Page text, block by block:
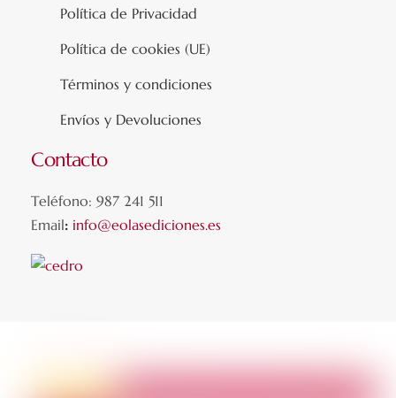
Política de Privacidad
Política de cookies (UE)
Términos y condiciones
Envíos y Devoluciones
Contacto
Teléfono: 987 241 511
Email: info@eolasediciones.es